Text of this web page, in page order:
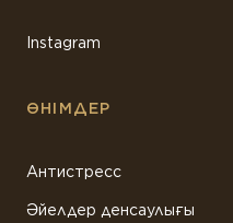
Өсімдіктер
Instagram
ӨНІМДЕР
Антистресс
Әйелдер денсаулығы